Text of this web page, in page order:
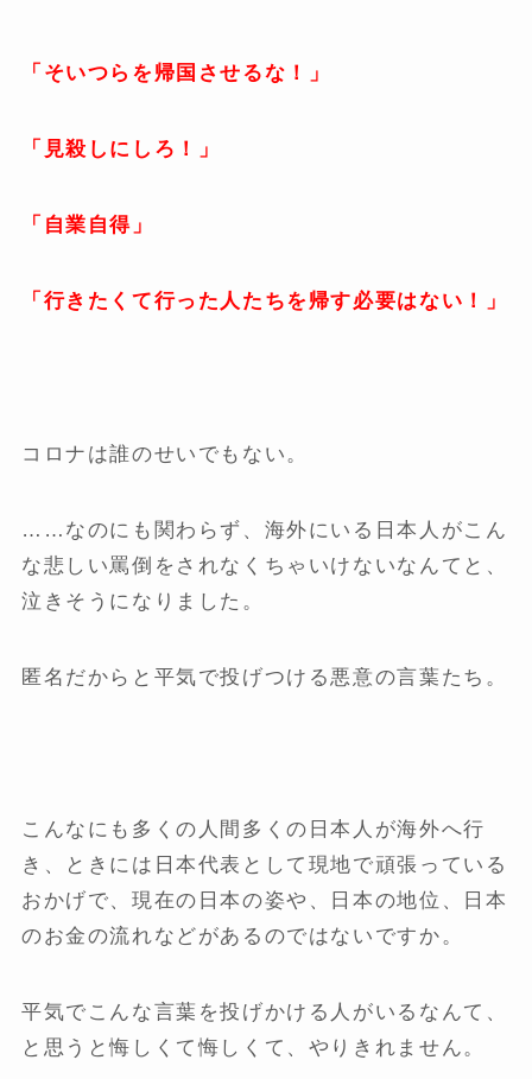
「そいつらを帰国させるな！」
「見殺しにしろ！」
「自業自得」
「行きたくて行った人たちを帰す必要はない！」
コロナは誰のせいでもない。
……なのにも関わらず、海外にいる日本人がこん
な悲しい罵倒をされなくちゃいけないなんてと、
泣きそうになりました。
匿名だからと平気で投げつける悪意の言葉たち。
こんなにも多くの人間多くの日本人が海外へ行
き、ときには日本代表として現地で頑張っている
おかげで、現在の日本の姿や、日本の地位、日本
のお金の流れなどがあるのではないですか。
平気でこんな言葉を投げかける人がいるなんて、
と思うと悔しくて悔しくて、やりきれません。